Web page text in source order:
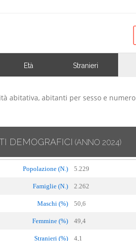
Età Stranieri
abitativa, abitanti per sesso e numero
DEMOGRAFICI (ANNO 2024)
Popolazione (N.) 5.229
Famiglie (N.) 2.262
Maschi (%) 50,6
Femmine (%) 49,4
Stranieri (%) 4,1